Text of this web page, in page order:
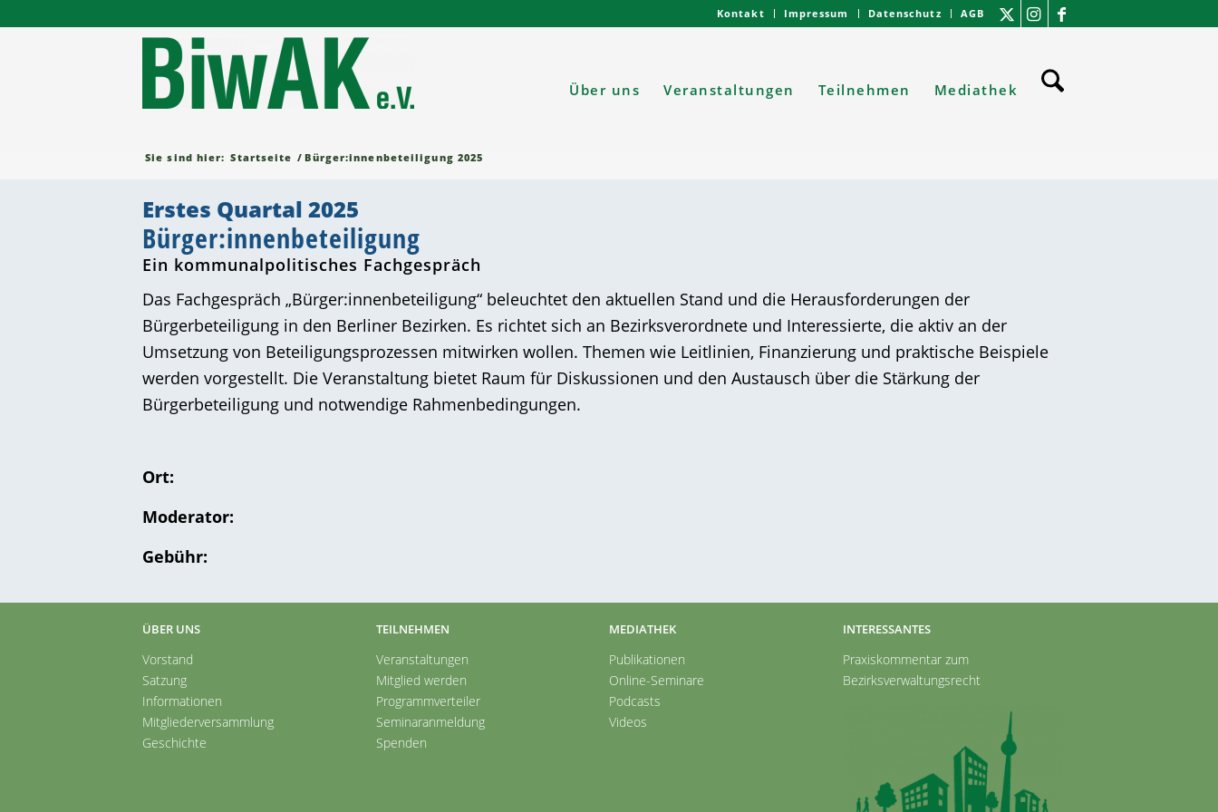
Kontakt Impressum Datenschutz AGB
Über uns Veranstaltungen Teilnehmen Mediathek
Sie sind hier: Startseite / Bürger:innenbeteiligung 2025
Erstes Quartal 2025
Bürger:innenbeteiligung
Ein kommunalpolitisches Fachgespräch
Das Fachgespräch „Bürger:innenbeteiligung“ beleuchtet den aktuellen Stand und die Herausforderungen der
Bürgerbeteiligung in den Berliner Bezirken. Es richtet sich an Bezirksverordnete und Interessierte, die aktiv an der
Umsetzung von Beteiligungsprozessen mitwirken wollen. Themen wie Leitlinien, Finanzierung und praktische Beispiele
werden vorgestellt. Die Veranstaltung bietet Raum für Diskussionen und den Austausch über die Stärkung der
Bürgerbeteiligung und notwendige Rahmenbedingungen.
Ort:
Moderator:
Gebühr:
ÜBER UNS
Vorstand
Satzung
Informationen
Mitgliederversammlung
Geschichte
TEILNEHMEN
Veranstaltungen
Mitglied werden
Programmverteiler
Seminaranmeldung
Spenden
MEDIATHEK
Publikationen
Online-Seminare
Podcasts
Videos
INTERESSANTES
Praxiskommentar zum
Bezirksverwaltungsrecht